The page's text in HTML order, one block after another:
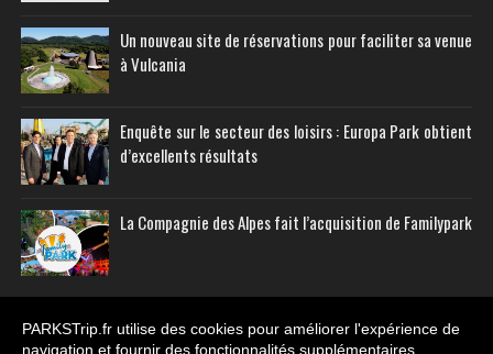
Un nouveau site de réservations pour faciliter sa venue
à Vulcania
Enquête sur le secteur des loisirs : Europa Park obtient
d’excellents résultats
La Compagnie des Alpes fait l’acquisition de Familypark
PARKSTrip.fr utilise des cookies pour améliorer l'expérience de
navigation et fournir des fonctionnalités supplémentaires